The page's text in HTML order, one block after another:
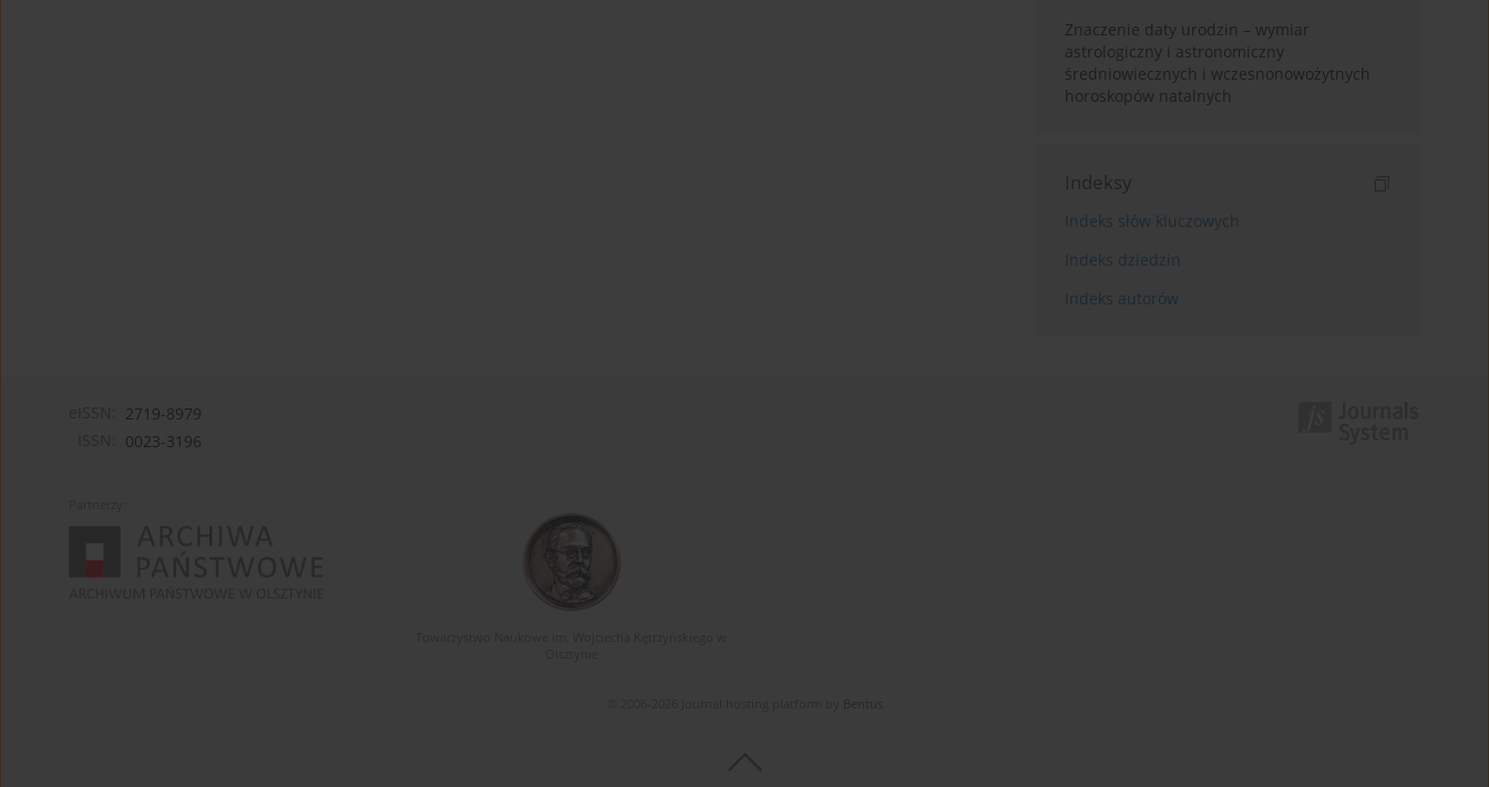
Znaczenie daty urodzin – wymiar
astrologiczny i astronomiczny
średniowiecznych i wczesnonowożytnych
horoskopów natalnych
Indeksy
Indeks słów kluczowych
Indeks dziedzin
Indeks autorów
2719-8979
0023-3196
Bentus